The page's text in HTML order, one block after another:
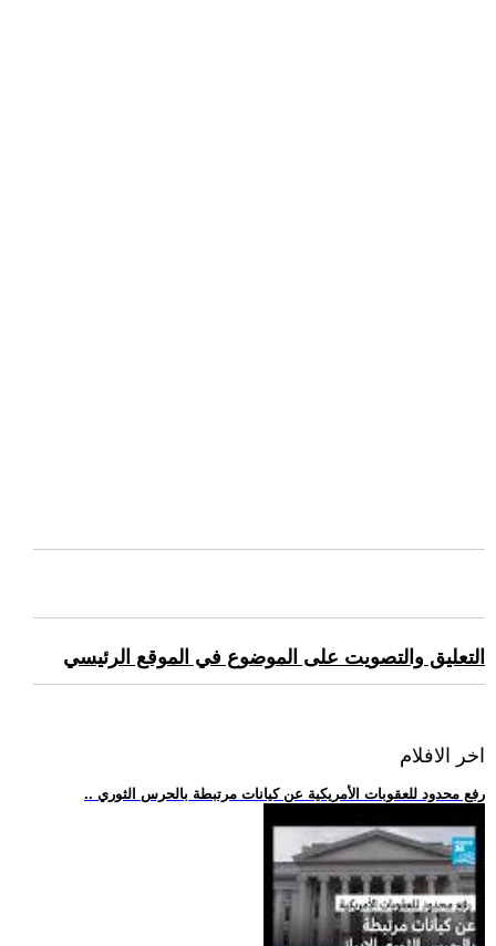
التعليق والتصويت على الموضوع في الموقع الرئيسي
اخر الافلام
.. رفع محدود للعقوبات الأمريكية عن كيانات مرتبطة بالحرس الثوري